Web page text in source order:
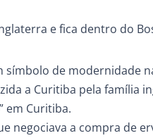
e fica dentro do
de modernidade
a Curitiba pela família
em Curitiba.
negociava a compra de